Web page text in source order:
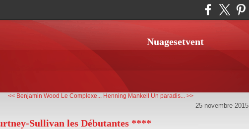
Nuagesetvent
<< Benjamin Wood Le Complexe... Henning Mankell Un paradis... >>
25 novembre 2015
Sullivan les Débutantes ****